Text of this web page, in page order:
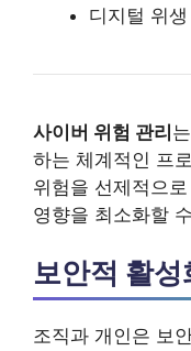
디지털 위
사이버 위험 관리
하는 체계적인 프
위험을 선제적으
영향을 최소화할
보안적 활
조직과 개인은 보